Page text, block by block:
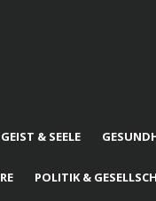
GEIST & SEELE
POLITIK &